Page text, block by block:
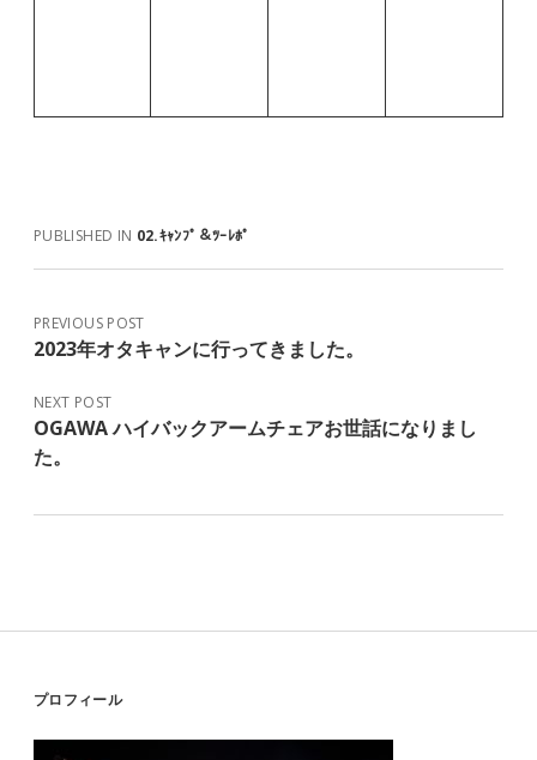
PUBLISHED IN 02.ｷｬﾝﾌﾟ＆ﾂｰﾚﾎﾟ
PREVIOUS POST
2023年オタキャンに行ってきました。
NEXT POST
OGAWA ハイバックアームチェアお世話になりまし
た。
Sidebar
プロフィール